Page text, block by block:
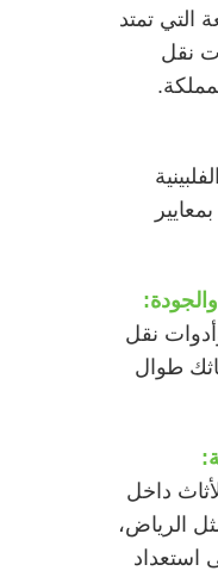
التي تمتد
نقل
نقل
طوال
داخل
الرياض،
استعداد